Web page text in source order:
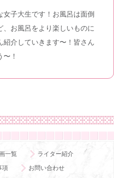
女子大生です！お風呂は面倒
お風呂をより楽しいものに
介していきます〜！皆さん
！
一覧
ライター紹介
項 お問い合わせ